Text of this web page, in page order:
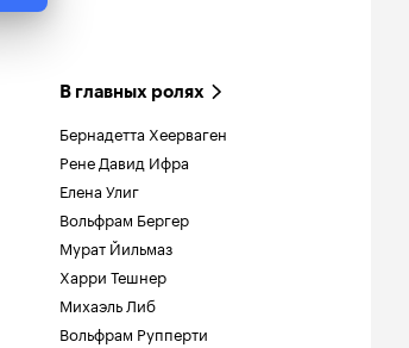
В главных ролях
Бернадетта Хеерваген
Рене Давид Ифра
Елена Улиг
Вольфрам Бергер
Мурат Йильмаз
Харри Тешнер
Михаэль Либ
Вольфрам Рупперти